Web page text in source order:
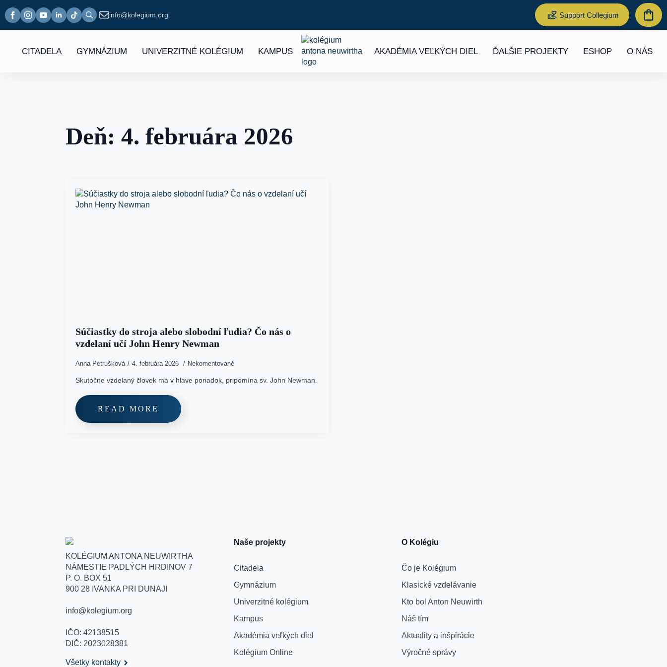
info@kolegium.org Support Collegium
CITADELA GYMNÁZIUM UNIVERZITNÉ KOLÉGIUM KAMPUS AKADÉMIA VEĽKÝCH DIEL ĎALŠIE PROJEKTY ESHOP O NÁS
Deň: 4. februára 2026
Súčiastky do stroja alebo slobodní ľudia? Čo nás o
vzdelaní učí John Henry Newman
Anna Petrušková 4. februára 2026 Nekomentované
Skutočne vzdelaný človek má v hlave poriadok, pripomína sv. John Newman.
READ MORE
KOLÉGIUM ANTONA NEUWIRTHA
NÁMESTIE PADLÝCH HRDINOV 7
P. O. BOX 51
900 28 IVANKA PRI DUNAJI
info@kolegium.org
IČO: 42138515
DIČ: 2023028381
Všetky kontakty
Naše projekty
Citadela
Gymnázium
Univerzitné kolégium
Kampus
Akadémia veľkých diel
Kolégium Online
O Kolégiu
Čo je Kolégium
Klasické vzdelávanie
Kto bol Anton Neuwirth
Náš tím
Aktuality a inšpirácie
Výročné správy